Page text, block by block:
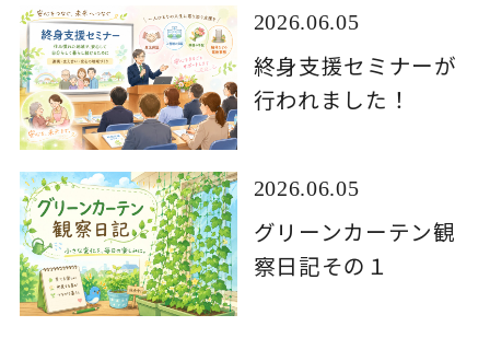
2026.06.05
終身支援セミナーが
行われました！
2026.06.05
グリーンカーテン観
察日記その１